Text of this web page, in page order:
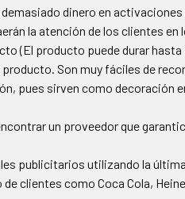
dinero en
la atención de los clientes en
(El producto puede durar hasta
Son muy fáciles de
pues sirven como decoración
un proveedor que
publicitarios utilizando la
clientes como Coca Cola,